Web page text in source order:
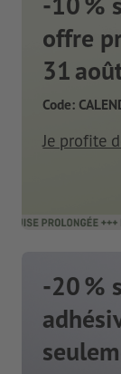
offre
31
Code:
Je profite
-20 %